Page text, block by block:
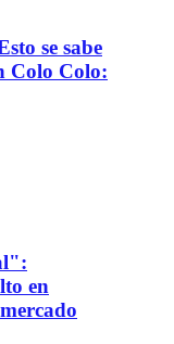
se sabe
Colo Colo:
en